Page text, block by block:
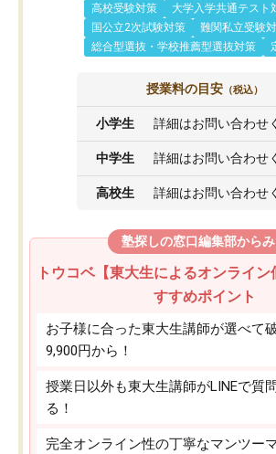
高校受験対策
大学入学共通テスト
国公立2次試験対策
難関私立受験
総合型選抜・学校推薦型選抜対策
授業料の目安 （税込）
小学生 詳細はお問い合わせ
中学生 詳細はお問い合わせ
高校生 詳細はお問い合わせ
塾探しの窓口編集部から
トウコベ【東大生によるオンライ
すすめポイント
お子様に合った東大生講師が選べて
9,900円から！
授業日以外も東大生講師がLINEで質
る！
完全オンライン性の丁寧なマンツー